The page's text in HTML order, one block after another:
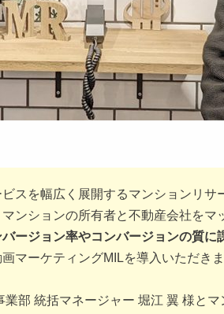
スを幅広く展開するマンションリサ
ンションの所有者と不動産会社をマ
ージョン率やコンバージョンの質に
マーケティングMILを導入いただきま
部 統括マネージャー 堀江 翼 様と